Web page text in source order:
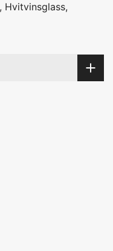
Hvitvinsglass